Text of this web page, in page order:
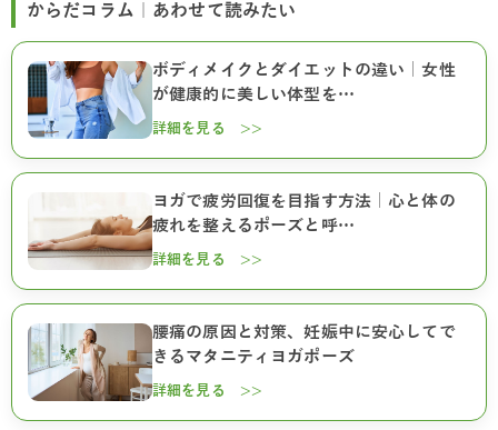
からだコラム｜あわせて読みたい
ボディメイクとダイエットの違い｜女性
が健康的に美しい体型を…
詳細を見る >>
ヨガで疲労回復を目指す方法｜心と体の
疲れを整えるポーズと呼…
詳細を見る >>
腰痛の原因と対策、妊娠中に安心してで
きるマタニティヨガポーズ
詳細を見る >>